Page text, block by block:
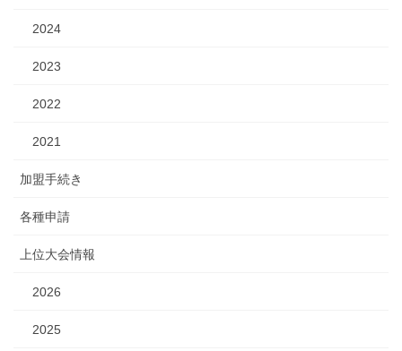
2024
2023
2022
2021
加盟手続き
各種申請
上位大会情報
2026
2025